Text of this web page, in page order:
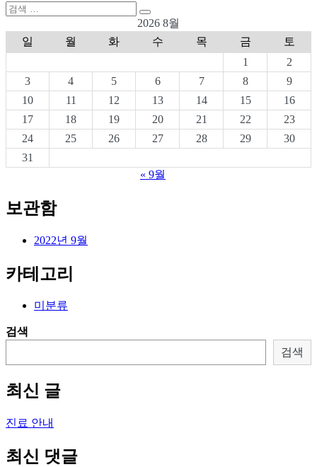
검
검
색
2026 8월
일
월 화 수 목 금
토
1
2
3
4 5 6 7 8
9
10
11 12 13 14 15
16
17
18 19 20 21 22
23
24
25 26 27 28 29
30
31
« 9월
보관함
2022년 9월
카테고리
미분류
검색
검색
최신 글
진료 안내
최신 댓글